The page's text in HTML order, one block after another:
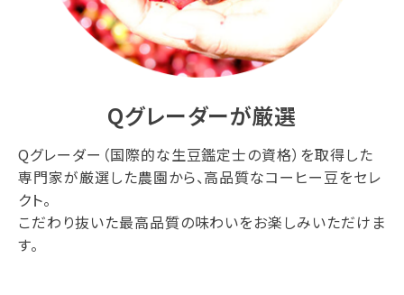
Qグレーダーが厳選
Qグレーダー（国際的な生豆鑑定士の資格）を取得した
専門家が厳選した農園から、高品質なコーヒー豆をセレ
クト。
こだわり抜いた最高品質の味わいをお楽しみいただけま
す。